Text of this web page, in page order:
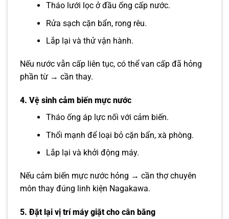
Tháo lưới lọc ở đầu ống cấp nước.
Rửa sạch cặn bẩn, rong rêu.
Lắp lại và thử vận hành.
Nếu nước vẫn cấp liên tục, có thể van cấp đã hỏng
phần từ → cần thay.
4. Vệ sinh cảm biến mực nước
Tháo ống áp lực nối với cảm biến.
Thổi mạnh để loại bỏ cặn bẩn, xà phòng.
Lắp lại và khởi động máy.
Nếu cảm biến mực nước hỏng → cần thợ chuyên
môn thay đúng linh kiện Nagakawa.
5. Đặt lại vị trí máy giặt cho cân bằng